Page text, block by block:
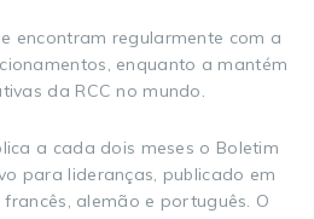
encontram regularmente com a
enquanto a mantém
da RCC no mundo.
a cada dois meses o Boletim
para lideranças, publicado em
alemão e português. O